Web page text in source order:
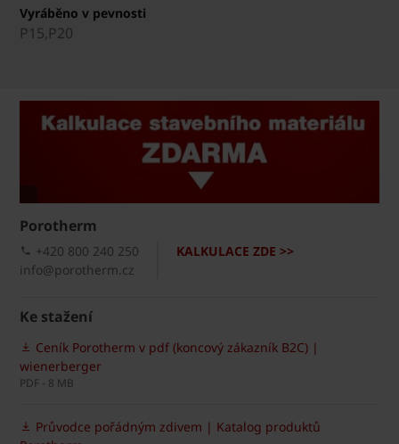
Vyráběno v pevnosti
P15,P20
Porotherm
KALKULACE ZDE >>
+420 800 240 250
info@porotherm.cz
Ke stažení
Ceník Porotherm v pdf (koncový zákazník B2C) |
wienerberger
PDF - 8 MB
Průvodce pořádným zdivem | Katalog produktů